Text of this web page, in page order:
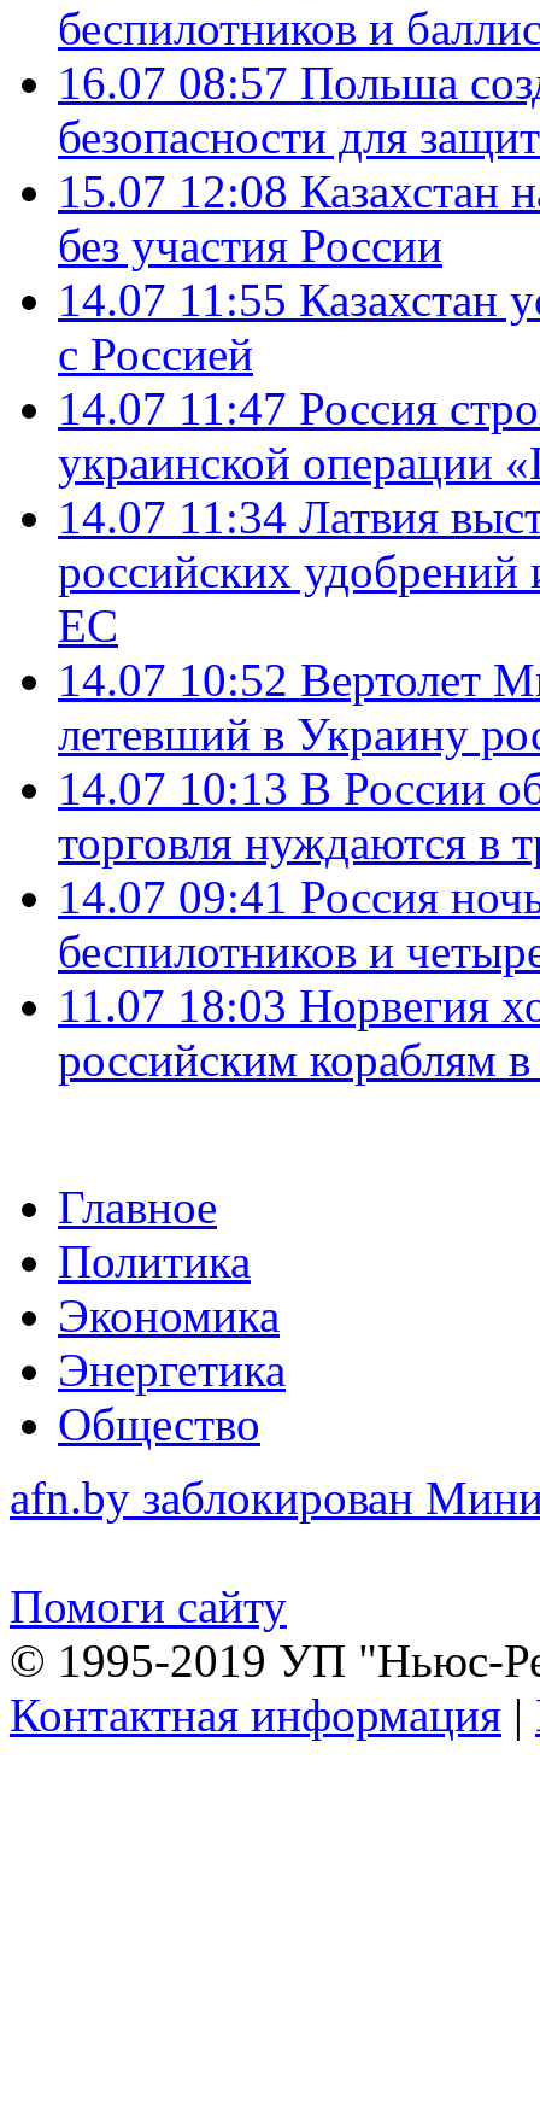
беспилотников и
16.07 08:57 Польша
безопасности для
15.07 12:08 Казахстан
без участия России
14.07 11:55 Казахстан
с Россией
14.07 11:47 Россия
украинской операции
14.07 11:34 Латвия
российских
ЕС
14.07 10:52 Вертолет
летевший в Украину
14.07 10:13 В России
торговля нуждаются в
14.07 09:41 Россия
беспилотников и
11.07 18:03 Норвегия
российским кораблям
Главное
Политика
Экономика
Энергетика
Общество
afn.by заблокирован
Помоги сайту
© 1995-2019 УП "Ньюс-
Контактная информация |